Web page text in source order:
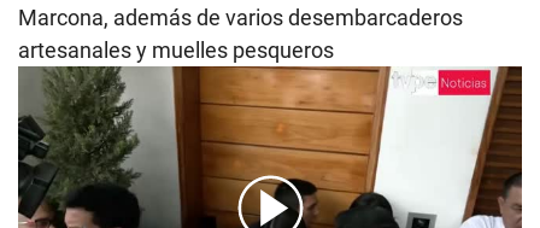
Marcona, además de varios desembarcaderos
artesanales y muelles pesqueros